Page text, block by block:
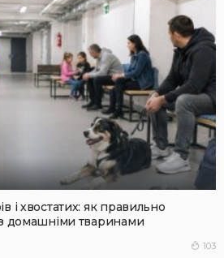
і хвостатих: як правильно
домашніми тваринами
103